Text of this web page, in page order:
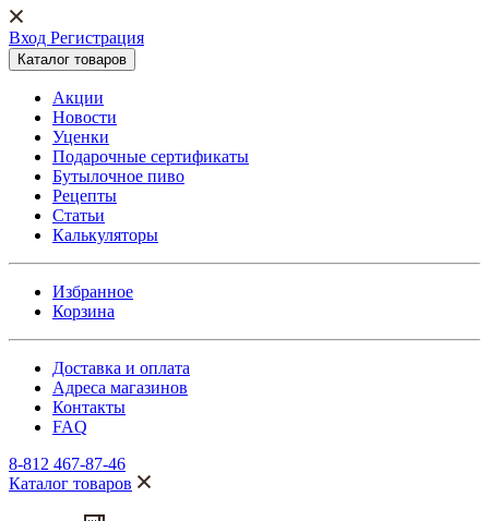
Вход Регистрация
Каталог товаров
Акции
Новости
Уценки
Подарочные сертификаты
Бутылочное пиво
Рецепты
Статьи
Калькуляторы
Избранное
Корзина
Доставка и оплата
Адреса магазинов
Контакты
FAQ
8-812 467-87-46
Каталог товаров